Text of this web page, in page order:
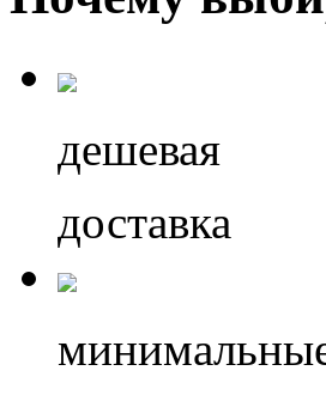
дешевая
доставка